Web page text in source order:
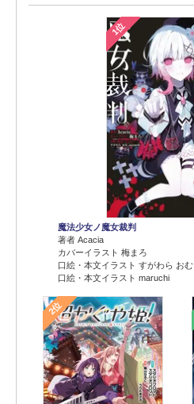
1位
魔法少女ノ魔女裁判
著者 Acacia
カバーイラスト 梅まろ
口絵・本文イラスト すがわら おむ
口絵・本文イラスト maruchi
2位